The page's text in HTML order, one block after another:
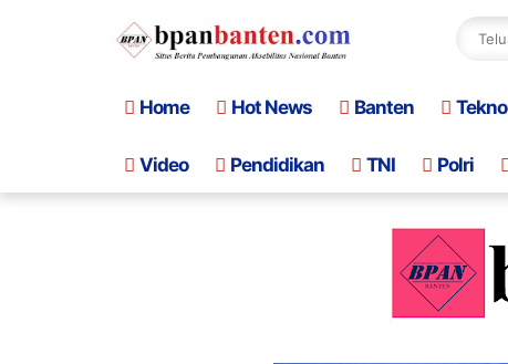
Home Hot News Banten Tekno
Video Pendidikan TNI Polri